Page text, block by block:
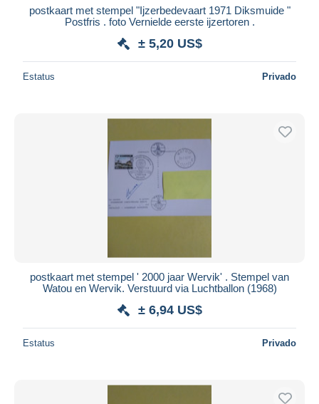
postkaart met stempel "Ijzerbedevaart 1971 Diksmuide "
Postfris . foto Vernielde eerste ijzertoren .
± 5,20 US$
Estatus Privado
postkaart met stempel ' 2000 jaar Wervik' . Stempel van
Watou en Wervik. Verstuurd via Luchtballon (1968)
± 6,94 US$
Estatus Privado